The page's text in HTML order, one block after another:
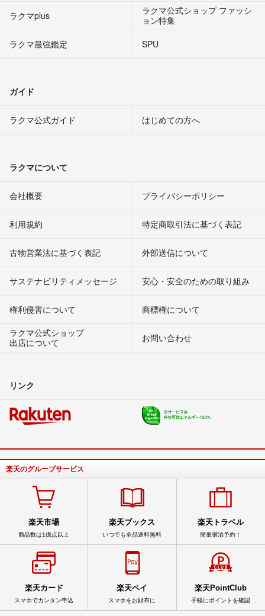
ラクマplus
ラクマ公式ショップ ファッシ
ョン特集
ラクマ最強鑑定
SPU
ガイド
ラクマ公式ガイド はじめての方へ
ラクマについて
会社概要 プライバシーポリシー
利用規約 特定商取引法に基づく表記
古物営業法に基づく表記 外部送信について
サステナビリティメッセージ 安心・安全のための取り組み
権利侵害について
商標権について
ラクマ公式ショップ
出店について
お問い合わせ
リンク
楽天のグループサービス
楽天市場
商品数は1億点以上
楽天ブックス
いつでも全品送料無料
楽天トラベル
簡単宿泊予約！
楽天カード
スマホでカンタン申込
楽天ペイ
スマホをお財布に
楽天PointClub
手軽にポイントを確認